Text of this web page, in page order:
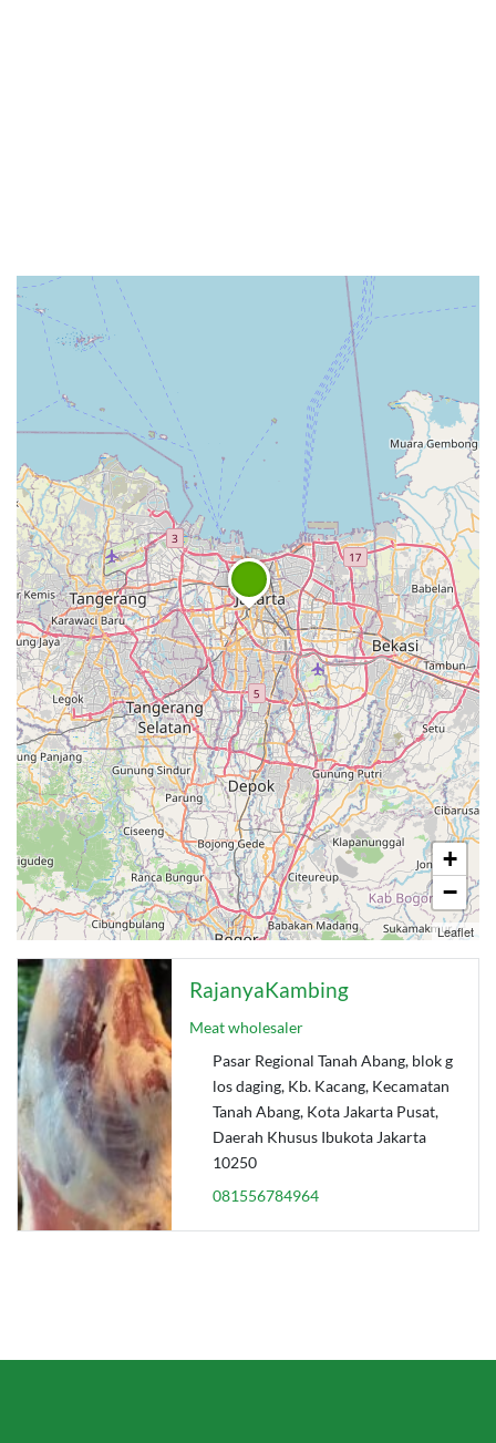
RajanyaKambing
Meat wholesaler
Pasar Regional Tanah Abang, blok g
los daging, Kb. Kacang, Kecamatan
Tanah Abang, Kota Jakarta Pusat,
Daerah Khusus Ibukota Jakarta
10250
081556784964
+
−
Leaflet